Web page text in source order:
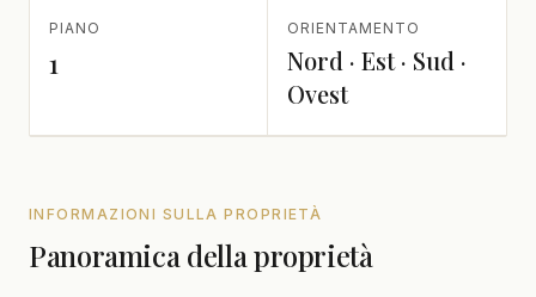
PIANO
1
ORIENTAMENTO
Nord · Est · Sud ·
Ovest
INFORMAZIONI SULLA PROPRIETÀ
Panoramica della proprietà